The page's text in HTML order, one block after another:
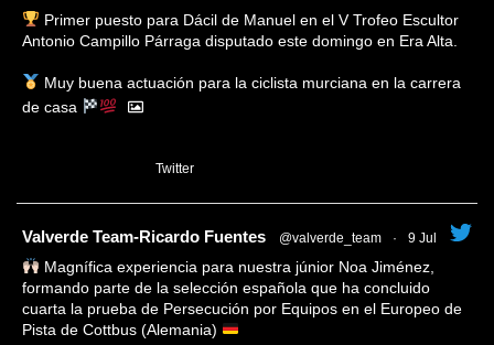
Primer puesto para Dácil de Manuel en el V Trofeo Escultor
Antonio Campillo Párraga disputado este domingo en Era Alta.
Muy buena actuación para la ciclista murciana en la carrera
de casa
Twitter
Valverde Team-Ricardo Fuentes @valverde_team · 9 Jul
Magnífica experiencia para nuestra júnior Noa Jiménez,
formando parte de la selección española que ha concluido
cuarta la prueba de Persecución por Equipos en el Europeo de
Pista de Cottbus (Alemania)